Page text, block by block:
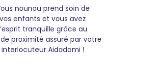
nounou prend soin de
vos enfants et vous avez
tranquille grâce au
proximité assuré par votre
interlocuteur Aidadomi !